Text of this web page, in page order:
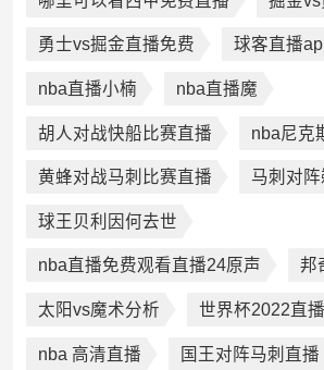
勇士vs掘金直播免费 球客直播
nba直播小楠 nba直播魔
胡人对战快船比赛直播 nba尼克
黄蜂对战马刺比赛直播 马刺对
球王贝利因何去世
nba直播免费观看直播24原声 邦
太阳vs魔术分析 世界杯2022直
nba 高清直播 国王对阵马刺直播